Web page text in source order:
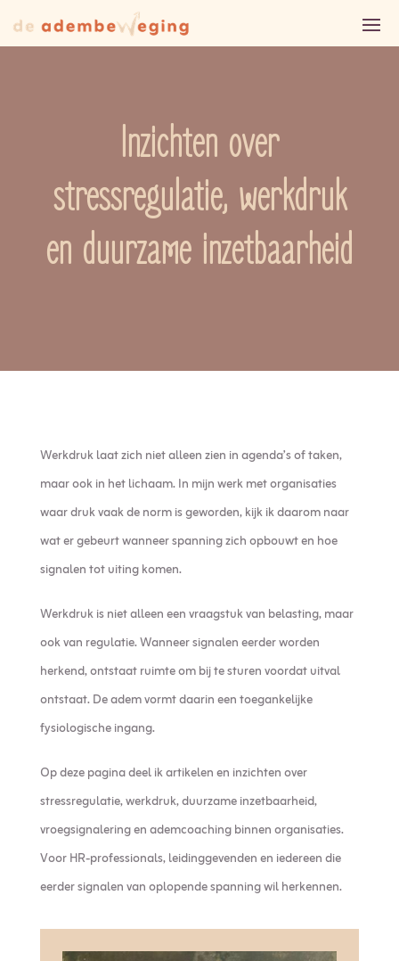
Inzichten over
stressregulatie, werkdruk
en duurzame inzetbaarheid
Werkdruk laat zich niet alleen zien in agenda’s of taken,
maar ook in het lichaam. In mijn werk met organisaties
waar druk vaak de norm is geworden, kijk ik daarom naar
wat er gebeurt wanneer spanning zich opbouwt en hoe
signalen tot uiting komen.
Werkdruk is niet alleen een vraagstuk van belasting, maar
ook van regulatie. Wanneer signalen eerder worden
herkend, ontstaat ruimte om bij te sturen voordat uitval
ontstaat. De adem vormt daarin een toegankelijke
fysiologische ingang.
Op deze pagina deel ik artikelen en inzichten over
stressregulatie, werkdruk, duurzame inzetbaarheid,
vroegsignalering en ademcoaching binnen organisaties.
Voor HR-professionals, leidinggevenden en iedereen die
eerder signalen van oplopende spanning wil herkennen.